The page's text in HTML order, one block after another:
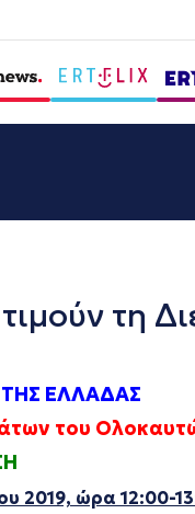
τη
ΕΛΛΑΔΑΣ
του
2019, ώρα 12:00-